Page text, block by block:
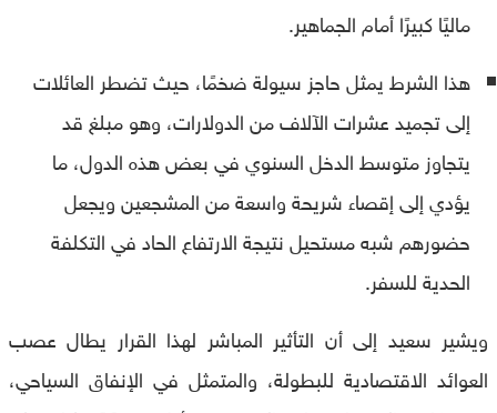
ماليًا كبيرًا أمام الجماهير.
هذا الشرط يمثل حاجز سيولة ضخمًا، حيث تضطر العائلات
إلى تجميد عشرات الآلاف من الدولارات، وهو مبلغ قد
يتجاوز متوسط الدخل السنوي في بعض هذه الدول، ما
يؤدي إلى إقصاء شريحة واسعة من المشجعين ويجعل
حضورهم شبه مستحيل نتيجة الارتفاع الحاد في التكلفة
الحدية للسفر.
ويشير سعيد إلى أن التأثير المباشر لهذا القرار يطال عصب
العوائد الاقتصادية للبطولة، والمتمثل في الإنفاق السياحي،